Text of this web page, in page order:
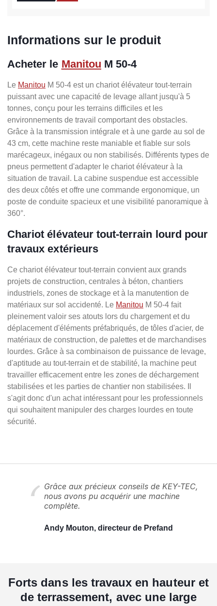
Informations sur le produit
Acheter le Manitou M 50-4
Le Manitou M 50-4 est un chariot élévateur tout-terrain
puissant avec une capacité de levage allant jusqu'à 5
tonnes, conçu pour les terrains difficiles et les
environnements de travail comportant des obstacles.
Grâce à la transmission intégrale et à une garde au sol de
43 cm, cette machine reste maniable et fiable sur sols
marécageux, inégaux ou non stabilisés. Différents types de
pneus permettent d'adapter le chariot élévateur à la
situation de travail. La cabine suspendue est accessible
des deux côtés et offre une commande ergonomique, un
poste de conduite spacieux et une visibilité panoramique à
360°.
Chariot élévateur tout-terrain lourd pour
travaux extérieurs
Ce chariot élévateur tout-terrain convient aux grands
projets de construction, centrales à béton, chantiers
industriels, zones de stockage et à la manutention de
matériaux sur sol accidenté. Le Manitou M 50-4 fait
pleinement valoir ses atouts lors du chargement et du
déplacement d'éléments préfabriqués, de tôles d'acier, de
matériaux de construction, de palettes et de marchandises
lourdes. Grâce à sa combinaison de puissance de levage,
d'aptitude au tout-terrain et de stabilité, la machine peut
travailler efficacement entre les zones de déchargement
stabilisées et les parties de chantier non stabilisées. Il
s'agit donc d'un achat intéressant pour les professionnels
qui souhaitent manipuler des charges lourdes en toute
sécurité.
Grâce aux précieux conseils de KEY-TEC,
nous avons pu acquérir une machine
complète.
Andy Mouton, directeur de Prefand
Forts dans les travaux en hauteur et
de terrassement, avec une large